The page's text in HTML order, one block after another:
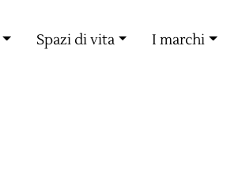
Spazi di vita I marchi